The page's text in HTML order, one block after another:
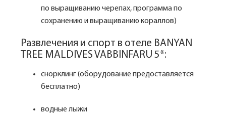
по выращиванию черепах, программа по
сохранению и выращиванию кораллов)
Развлечения и спорт в отеле BANYAN
TREE MALDIVES VABBINFARU 5*:
снорклинг (оборудование предоставляется
бесплатно)
водные лыжи